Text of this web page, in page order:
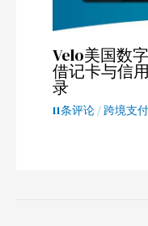
Velo美国数
借记卡与信
录
11条评论 /跨境支付